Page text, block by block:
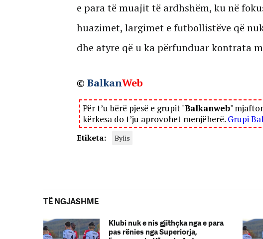
e para të muajit të ardhshëm, ku në
huazimet, largimet e futbollistëve që
dhe atyre që u ka përfunduar kontrata
© BalkanWeb
Për t’u bërë pjesë e grupit "Balkanweb"
kërkesa do t’ju aprovohet menjëherë. Grupi
Etiketa: Bylis
TË NGJASHME
Klubi nuk e nis gjithçka nga e para
pas rënies nga Superiorja,